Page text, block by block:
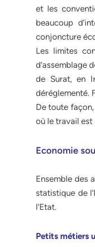
et les
beaucoup
conjoncture
Les limites
d’assemblage
de Surat, en
déréglementé.
De toute
où le travail est
Economie
Ensemble des
statistique de
l’Etat.
Petits métiers